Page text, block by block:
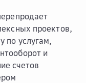
проектов,
по услугам,
и
счетов